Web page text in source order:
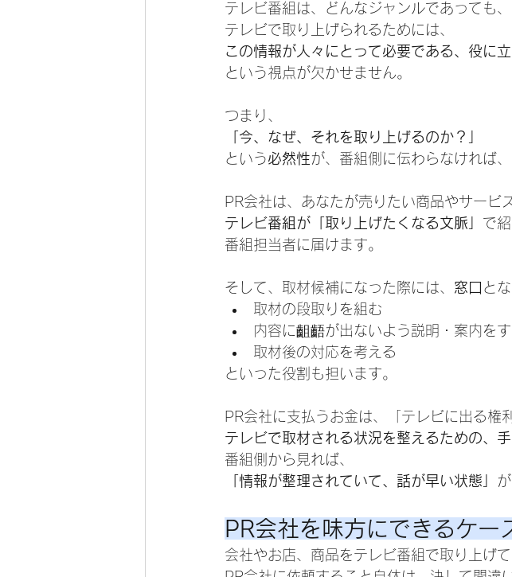
テレビ番組は、どんなジャンルであっても、
テレビで取り上げられるためには、
この情報が人々にとって必要である、役に立
という視点が欠かせません。
つまり、
「今、なぜ、それを取り上げるのか？」
という必然性が、番組側に伝わらなければ
PR会社は、あなたが売りたい商品やサービ
テレビ番組が「取り上げたくなる文脈」 で
番組担当者に届けます。
そして、取材候補になった際には、 窓口 とな
取材の段取りを組む
内容に齟齬が出ないよう説明・案内を
取材後の対応を考える
といった役割も担います。
PR会社に支払うお金は、「テレビに出る権
テレビで取材される状況を整えるための、
番組側から見れば、
「情報が整理されていて、話が早い状態」
PR会社を味方にできるケー
会社やお店、商品をテレビ番組で取り上げ